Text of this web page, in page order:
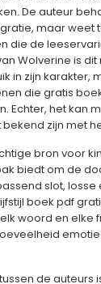
De auteur
maar weet
die de
Wolverine is
in zijn karakter,
die gratis
Echter, het kan
zijn met
bron voor
biedt om de
slot,
boek pdf
woord en elke
de auteurs